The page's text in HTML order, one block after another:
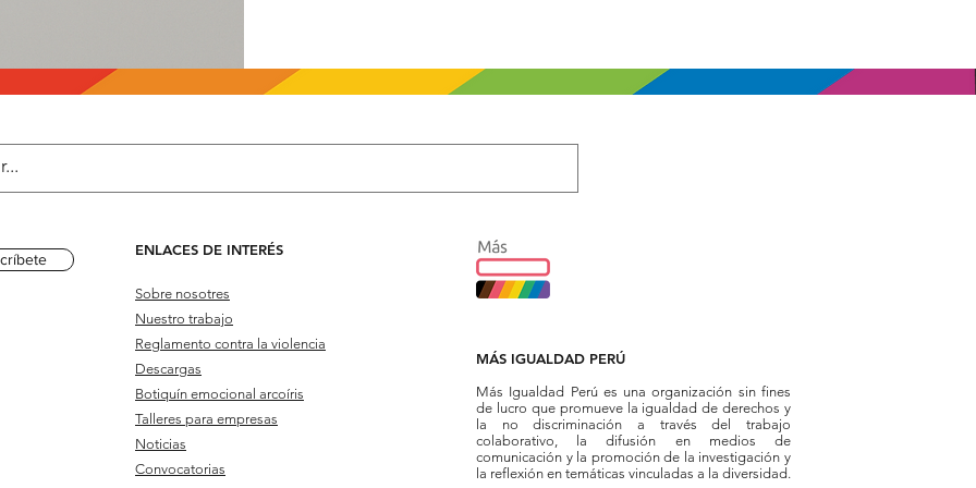
ENLACES DE INTERÉS
Sobre nosotres
Nuestro trabajo
Reglamento contra la violencia
Descargas
Botiquín emocional arcoíris
Talleres para empresas
Noticias
Convocatorias
MÁS IGUALDAD PERÚ
Más Igualdad Perú es una organización sin fines
de lucro que promueve la igualdad de derechos y
la no discriminación a través del trabajo
colaborativo, la difusión en medios de
comunicación y la promoción de la investigación y
la reflexión en temáticas vinculadas a la diversidad.